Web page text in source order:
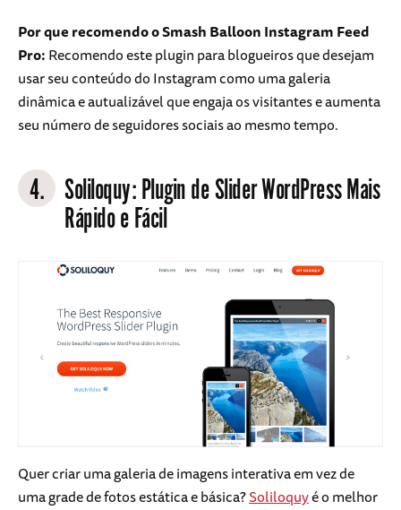
Por que recomendo o Smash Balloon Instagram Feed
Pro:Recomendo este plugin para blogueiros que desejam
usar seu conteúdo do Instagram como uma galeria
dinâmica e autualizável que engaja os visitantes e aumenta
seu número de seguidores sociais ao mesmo tempo.
4. Soliloquy: Plugin de Slider WordPress Mais
Rápido e Fácil
Quer criar uma galeria de imagens interativa em vez de
uma grade de fotos estática e básica?Soliloquyé o melhor